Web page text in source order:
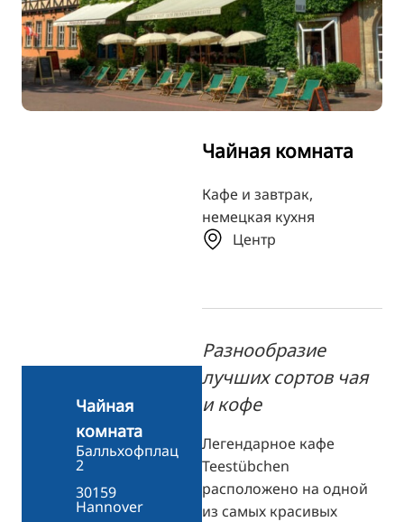
PT
TR
FI
ZH
JA
Чайная комната
Кафе и завтрак,
немецкая кухня
Центр
Разнообразие
лучших сортов чая
и кофе
Легендарное кафе
Teestübchen
расположено на одной
из самых красивых
Чайная
комната
Балльхофплац
2
30159
Hannover